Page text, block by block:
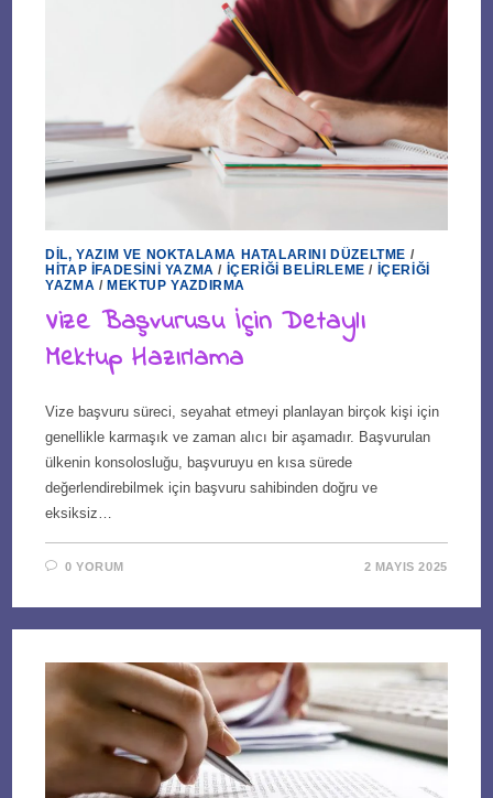
DIL, YAZIM VE NOKTALAMA HATALARINI DÜZELTME /
HITAP İFADESINI YAZMA / İÇERIĞI BELIRLEME / İÇERIĞI
YAZMA / MEKTUP YAZDIRMA
Vize Başvurusu İçin Detaylı
Mektup Hazırlama
Vize başvuru süreci, seyahat etmeyi planlayan birçok kişi için
genellikle karmaşık ve zaman alıcı bir aşamadır. Başvurulan
ülkenin konsolosluğu, başvuruyu en kısa sürede
değerlendirebilmek için başvuru sahibinden doğru ve
eksiksiz…
0 YORUM 2 MAYIS 2025